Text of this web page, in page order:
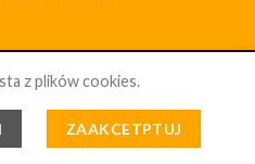
I MARKI KONTAKT
2026 ©WSZELKIE PRAWA
z plików cookies.
ZAAKCETPTUJ